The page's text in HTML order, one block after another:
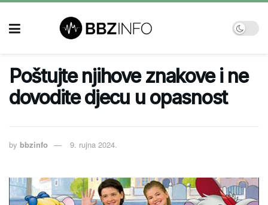
Poštujte njihove znakove i ne
dovodite djecu u opasnost
by bbzinfo 9. rujna 2024.